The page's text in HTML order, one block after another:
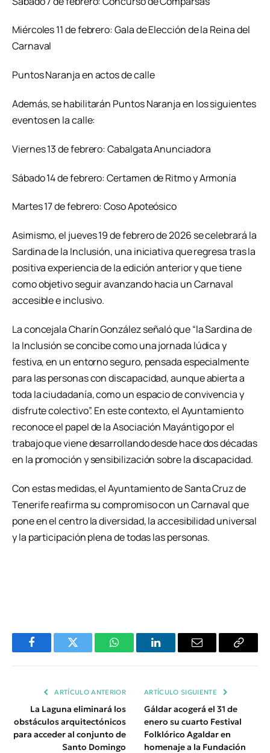
Miércoles 11 de febrero: Gala de Elección de la Reina del
Carnaval
Puntos Naranja en actos de calle
Además, se habilitarán Puntos Naranja en los siguientes
eventos en la calle:
Viernes 13 de febrero: Cabalgata Anunciadora
Sábado 14 de febrero: Certamen de Ritmo y Armonía
Martes 17 de febrero: Coso Apoteósico
Asimismo, el jueves 19 de febrero de 2026 se celebrará la
Sardina de la Inclusión, una iniciativa que regresa tras la
positiva experiencia de la edición anterior y que tiene
como objetivo seguir avanzando hacia un Carnaval
accesible e inclusivo.
La concejala Charín González señaló que “la Sardina de
la Inclusión se concibe como una jornada lúdica y
festiva, en un entorno seguro, pensada especialmente
para las personas con discapacidad, aunque abierta a
toda la ciudadanía, como un espacio de convivencia y
disfrute colectivo”. En este contexto, el Ayuntamiento
reconoce el papel de la Asociación Mayántigo por el
trabajo que viene desarrollando desde hace dos décadas
en la promoción y sensibilización sobre la discapacidad.
Con estas medidas, el Ayuntamiento de Santa Cruz de
Tenerife reafirma su compromiso con un Carnaval que
pone en el centro la diversidad, la accesibilidad universal
y la participación plena de todas las personas.
FacebookTwitter WhatsAppLinkedInEmail
Copiar
ARTÍCULO ANTERIOR
La Laguna eliminará los
obstáculos arquitectónicos
para acceder al conjunto de
Santo Domingo
ARTÍCULO SIGUIENTE
Gáldar acogerá el 31 de
enero su cuarto Festival
Folklórico Agaldar en
homenaje a la Fundación